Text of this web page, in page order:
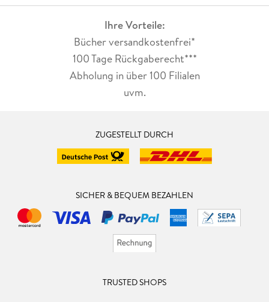
Ihre Vorteile:
Bücher versandkostenfrei*
100 Tage Rückgaberecht***
Abholung in über 100 Filialen
uvm.
ZUGESTELLT DURCH
SICHER & BEQUEM BEZAHLEN
TRUSTED SHOPS